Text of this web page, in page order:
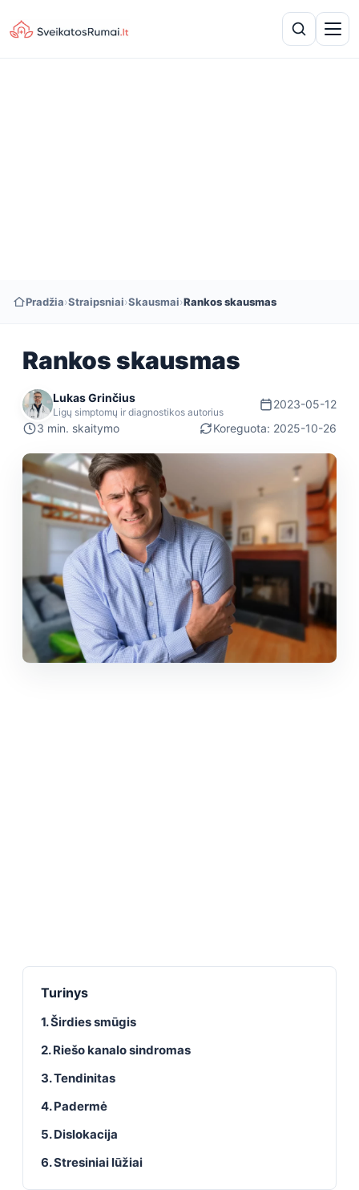
Pradžia›Straipsniai›Skausmai›Rankos skausmas
Rankos skausmas
Lukas Grinčius
Ligų simptomų ir diagnostikos autorius
2023-05-12
3 min. skaitymo
Koreguota: 2025-10-26
Turinys
1. Širdies smūgis
2. Riešo kanalo sindromas
3. Tendinitas
4. Padermė
5. Dislokacija
6. Stresiniai lūžiai